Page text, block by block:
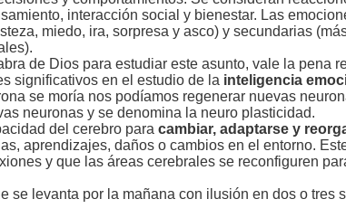
interacción social y bienestar. Las
miedo, ira, sorpresa y asco) y secundarias
de Dios para estudiar este asunto, vale la pena
significativos en el estudio de la inteligencia
se moría nos podíamos regenerar nuevas
neuronas y se denomina la neuro plasticidad.
del cerebro para cambiar, adaptarse y
aprendizajes, daños o cambios en el entorno.
y que las áreas cerebrales se reconfiguren
se levanta por la mañana con ilusión en dos o tres